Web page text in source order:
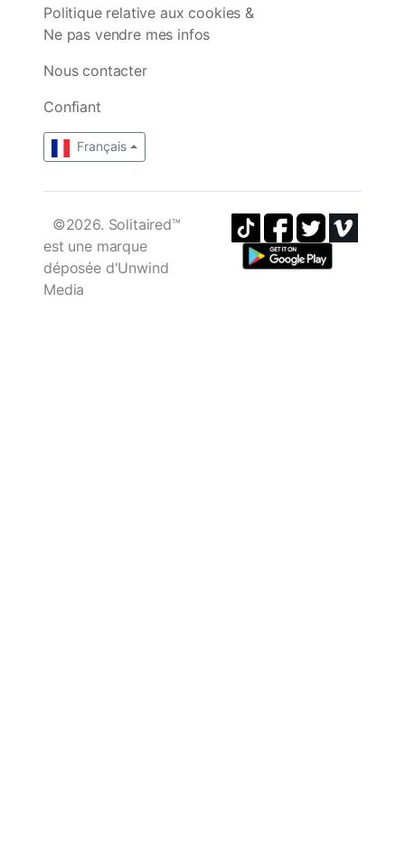
Politique relative aux cookies &
Ne pas vendre mes infos
Nous contacter
Confiant
Français
©2026. Solitaired™
est une marque
déposée d'Unwind
Media